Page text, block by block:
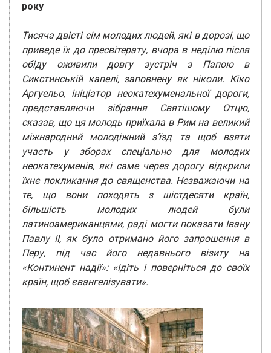
року
Тисяча двісті сім молодих людей, які в дорозі, що
приведе їх до пресвітерату, вчора в неділю після
обіду оживили довгу зустріч з Папою в
Сикстинській капелі, заповнену як ніколи. Кіко
Аргуельо, ініціатор неокатехуменальної дороги,
представляючи зібрання Святішому Отцю,
сказав, що ця молодь приїхала в Рим на великий
міжнародний молодіжний з’їзд та щоб
взяти
участь у зборах спеціально для молодих
неокатехуменів, які саме через дорогу відкрили
їхнє покликання до священства. Незважаючи на
те, що вони походять з шістдесяти
країн,
більшість молодих людей були
латиноамериканцями, раді могти показати Івану
Павлу II, як було отримано його запрошення в
Перу, під час його недавнього візиту на
«Континент надії»: «Ідіть і поверніться до своїх
країн, щоб євангелізувати».